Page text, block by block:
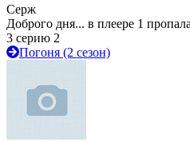
Серж
Доброго дня... в плеере 1
3 серию 2
Погоня (2 сезон)